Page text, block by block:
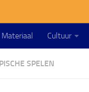
Materiaal Cultuur
SPELEN